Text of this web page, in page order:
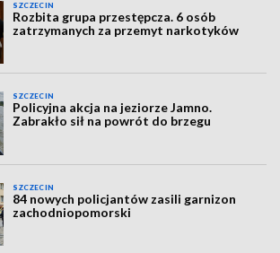
SZCZECIN
Rozbita grupa przestępcza. 6 osób
zatrzymanych za przemyt narkotyków
SZCZECIN
Policyjna akcja na jeziorze Jamno.
Zabrakło sił na powrót do brzegu
SZCZECIN
84 nowych policjantów zasili garnizon
zachodniopomorski